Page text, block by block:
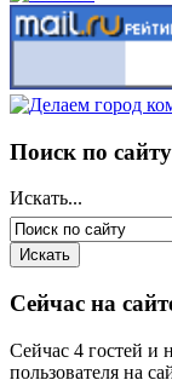
Поиск по сайту
Искать...
Сейчас на
Сейчас 4 гостей и
пользователя на